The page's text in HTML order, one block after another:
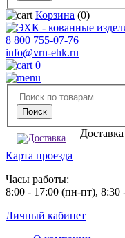
Корзина (0)
8 800 755-07-76
info@vrn-ehk.ru
0
Карта проезда
Часы работы:
8:00 - 17:00 (пн-пт), 8:30
Личный кабинет